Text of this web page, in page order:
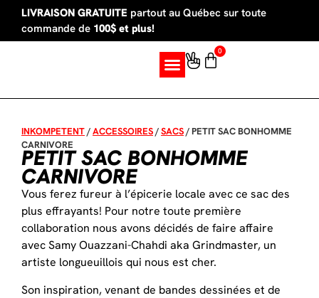
LIVRAISON GRATUITE partout au Québec sur toute
commande de 100$ et plus!
0
INKOMPETENT/ACCESSOIRES/SACS/PETIT SAC BONHOMME
CARNIVORE
PETIT SAC BONHOMME
CARNIVORE
Vous ferez fureur à l’épicerie locale avec ce sac des
plus effrayants! Pour notre toute première
collaboration nous avons décidés de faire affaire
avec Samy Ouazzani-Chahdi aka Grindmaster, un
artiste longueuillois qui nous est cher.
Son inspiration, venant de bandes dessinées et de